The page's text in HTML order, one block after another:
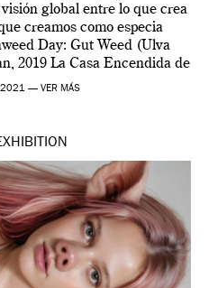
global entre lo que crea
creamos como especia
Day: Gut Weed (Ulva
2019 La Casa Encendida de
Wellcome […]
— VER MÁS